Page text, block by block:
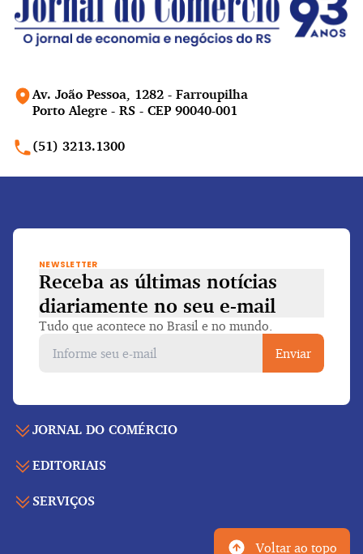
Av. João Pessoa, 1282 - Farroupilha
Porto Alegre - RS - CEP 90040-001
(51) 3213.1300
Voltar ao topo
JORNAL DO COMÉRCIO
Capa
EDITORIAIS
Economia
SERVIÇOS
NEWSLETTER
Receba as últimas notícias
diariamente no seu e-mail
Tudo que acontece no Brasil e no mundo.
Enviar